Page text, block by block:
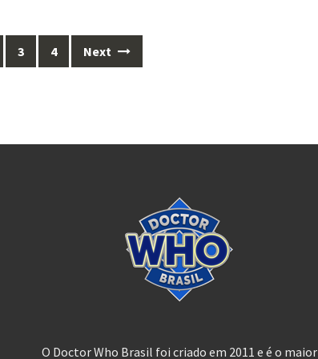
3 4 Next
O Doctor Who Brasil foi criado em 2011 e é o maior